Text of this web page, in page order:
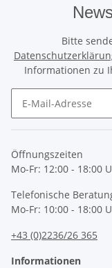
Bitte
Informationen zu
Öffnungszeiten
Mo-Fr: 12:00 - 18:00
Telefonische
Mo-Fr: 10:00 - 18:00
+43 (0)2236/26 365
Informationen